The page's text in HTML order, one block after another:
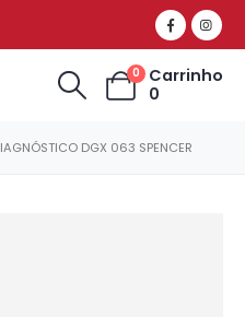
0
Carrinho
0
DGX 063 SPENCER